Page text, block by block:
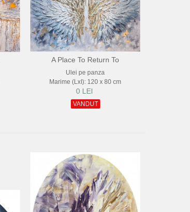
A Place To Return To
Ulei pe panza
Marime (LxI): 120 x 80 cm
0 LEI
VANDUT